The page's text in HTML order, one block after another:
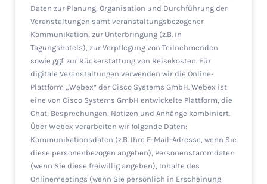
Daten zur Planung, Organisation und Durchführung der
Veranstaltungen samt veranstaltungsbezogener
Kommunikation, zur Unterbringung (z.B. in
Tagungshotels), zur Verpflegung von Teilnehmenden
sowie ggf. zur Rückerstattung von Reisekosten. Für
digitale Veranstaltungen verwenden wir die Online-
Plattform „Webex“ der Cisco Systems GmbH. Webex ist
eine von Cisco Systems GmbH entwickelte Plattform, die
Chat, Besprechungen, Notizen und Anhänge kombiniert.
Über Webex verarbeiten wir folgende Daten:
Kommunikationsdaten (z.B. Ihre E-Mail-Adresse, wenn Sie
diese personenbezogen angeben), Personenstammdaten
(wenn Sie diese freiwillig angeben), Inhalte des
Onlinemeetings (wenn Sie persönlich in Erscheinung